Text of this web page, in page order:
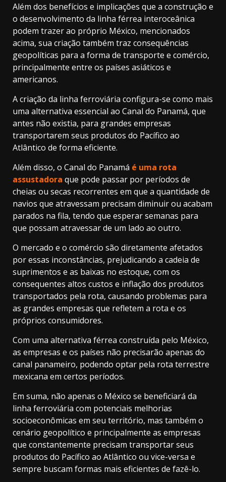
Além dos benefícios e implicações que a construção e
o desenvolvimento da linha férrea interoceânica
podem trazer ao próprio México, mencionados
acima, sua criação também traz consequências
geopolíticas para a forma de transporte e comércio,
principalmente entre os países asiáticos e
americanos.
A criação da linha ferroviária configura-se como mais
uma alternativa essencial ao Canal do Panamá, que
antes não existia, para grandes empresas
transportarem seus produtos do Pacífico ao
Atlântico de forma eficiente.
Além disso, o Canal do Panamá é uma rota
assustadora que pode passar por períodos de
cheias ou secas recorrentes em que a quantidade de
navios que atravessam precisam diminuir ou acabam
parados na fila, tendo que esperar semanas para
que possam atravessar de um lado ao outro.
O mercado e o comércio são diretamente afetados
por essas inconstâncias, prejudicando a cadeia de
suprimentos e as baixas no estoque, com os
consequentes altos custos e inflação dos produtos
transportados pela rota, causando problemas para
as grandes empresas que refletem a rota e os
próprios consumidores.
Com uma alternativa férrea construída pelo México,
as empresas e os países não precisarão apenas do
canal panameiro, podendo optar pela rota terrestre
mexicana em certos períodos.
Em suma, não apenas o México se beneficiará da
linha ferroviária com potenciais melhorias
socioeconômicas em seu território, mas também o
cenário geopolítico e principalmente as empresas
que constantemente precisam transportar seus
produtos do Pacífico ao Atlântico ou vice-versa e
sempre buscam formas mais eficientes de fazê-lo.